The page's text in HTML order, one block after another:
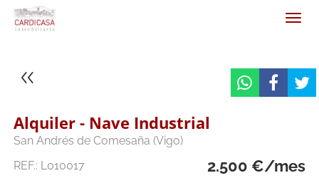
Alquiler - Nave Industrial
San Andrés de Comesaña (Vigo)
REF.: L010017
2.500 €/mes